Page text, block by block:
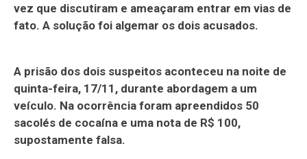
vez que discutiram e ameaçaram entrar em vias de
fato. A solução foi algemar os dois acusados.
A prisão dos dois suspeitos aconteceu na noite de
quinta-feira, 17/11, durante abordagem a um
veículo. Na ocorrência foram apreendidos 50
sacolés de cocaína e uma nota de R$ 100,
supostamente falsa.